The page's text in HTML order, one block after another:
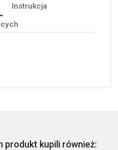
Instrukcja
produkt kupili również: